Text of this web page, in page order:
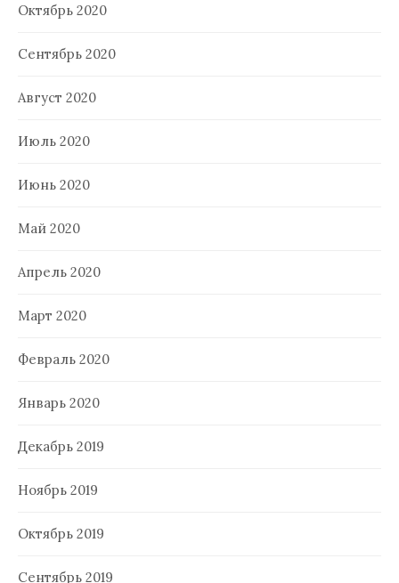
Октябрь 2020
Сентябрь 2020
Август 2020
Июль 2020
Июнь 2020
Май 2020
Апрель 2020
Март 2020
Февраль 2020
Январь 2020
Декабрь 2019
Ноябрь 2019
Октябрь 2019
Сентябрь 2019